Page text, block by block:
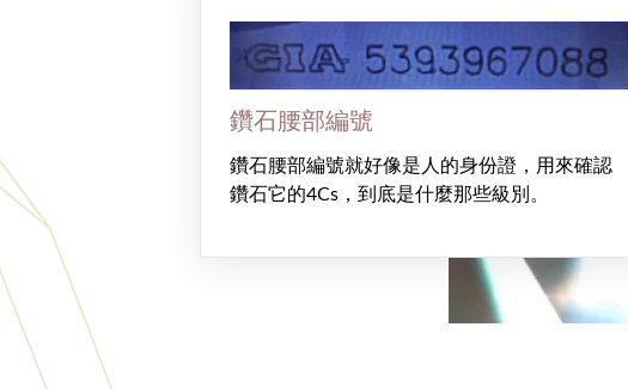
鑽石腰部編號
鑽石腰部編號就好像是人的身份證，用來確認
鑽石它的4Cs，到底是什麼那些級別。